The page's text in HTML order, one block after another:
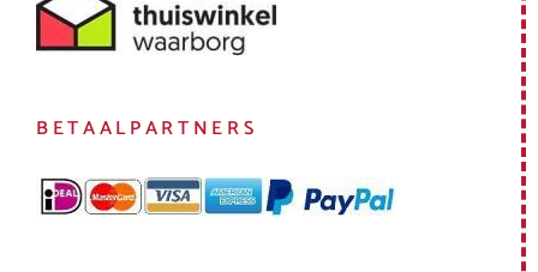
BETAALPARTNERS